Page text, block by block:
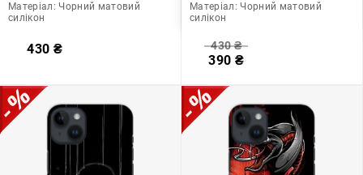
Матеріал: Чорний матовий
силікон
430 ₴
Матеріал: Чорний матовий
силікон
430₴
390 ₴